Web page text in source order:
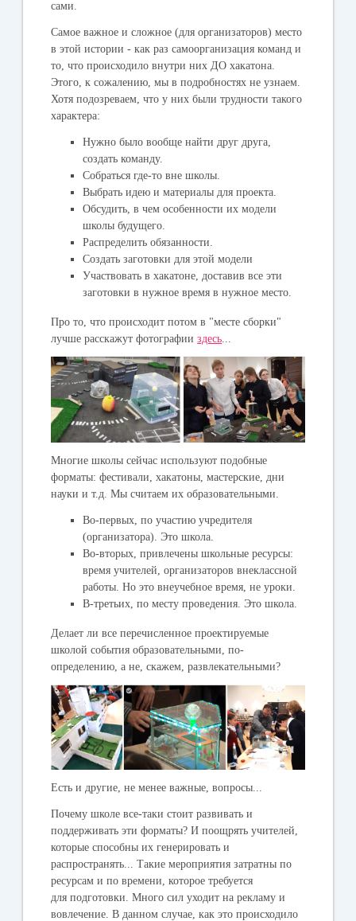
сами.
Самое важное и сложное (для организаторов) место
в этой истории - как раз самоорганизация команд и
то, что происходило внутри них ДО хакатона.
Этого, к сожалению, мы в подробностях не узнаем.
Хотя подозреваем, что у них были трудности такого
характера:
Нужно было вообще найти друг друга,
создать команду.
Собраться где-то вне школы.
Выбрать идею и материалы для проекта.
Обсудить, в чем особенности их модели
школы будущего.
Распределить обязанности.
Создать заготовки для этой модели
Участвовать в хакатоне, доставив все эти
заготовки в нужное время в нужное место.
Про то, что происходит потом в "месте сборки"
лучше расскажут фотографииздесь
Многие школы сейчас используют подобные
форматы: фестивали, хакатоны, мастерские, дни
науки и т.д. Мы считаем их образовательными.
Во-первых, по участию учредителя
(организатора). Это школа.
Во-вторых, привлечены школьные ресурсы:
время учителей, организаторов внеклассной
работы. Но это внеучебное время, не уроки.
В-третьих, по месту проведения. Это школа.
Делает ли все перечисленное проектируемые
школой события образовательными, по-
определению, а не, скажем, развлекательными?
Есть и другие, не менее важные, вопросы...
Почему школе все-таки стоит развивать и
поддерживать эти форматы? И поощрять учителей,
которые способны их генерировать и
распространять... Такие мероприятия затратны по
ресурсам и по времени, которое требуется
для подготовки. Много сил уходит на рекламу и
вовлечение. В данном случае, как это происходило